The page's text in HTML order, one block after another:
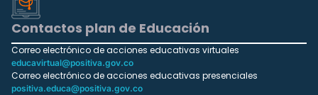
Contactos plan de Educación
Correo electrónico de acciones educativas virtuales
educavirtual@positiva.gov.co
Correo electrónico de acciones educativas presenciales
positiva.educa@positiva.gov.co